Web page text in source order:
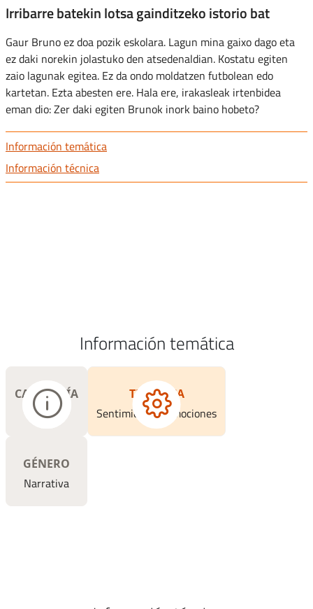
Irribarre batekin lotsa gainditzeko istorio bat
Gaur Bruno ez doa pozik eskolara. Lagun mina gaixo dago eta
ez daki norekin jolastuko den atsedenaldian. Kostatu egiten
zaio lagunak egitea. Ez da ondo moldatzen futbolean edo
kartetan. Ezta abesten ere. Hala ere, irakasleak irtenbidea
eman dio: Zer daki egiten Brunok inork baino hobeto?
Información temática
Información técnica
Información temática
CATEGORÍA
Novela
GÉNERO
Narrativa
TEMÁTICA
Sentimiento / Emociones